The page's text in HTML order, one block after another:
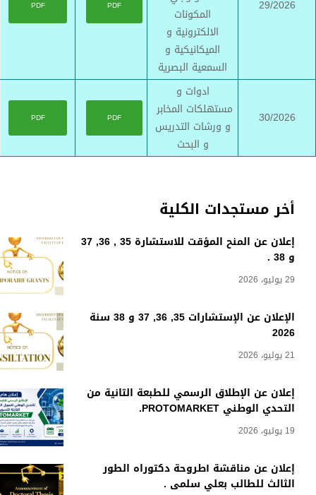
أخر مستجدات الكلية
إعلان عن المنح المؤقت للاستشارة 35 , 36, 37
و 38 .
29 يوليو، 2026
الإعلان عن الإستشارات 35, 36, 37 و 38 سنة
2026
21 يوليو، 2026
إعلان عن الإطلاق الرسمي للطبعة الثانية من
التحدي الوطني PROTOMARKET.
19 يوليو، 2026
إعلان عن مناقشة أطروحة دكتوراه الطور
الثالث للطالب بعلي سلمى .
29/2026
المكونات
الالكترونية و
الميكانيكية و
السمعية البصرية
PDF
PDF
30/2026
ادوات و
مستهلكات المخابر
و ورشات التدريس
و البحث
PDF
PDF